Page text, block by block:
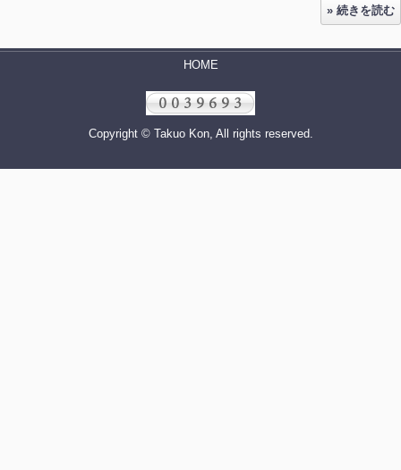
» 続きを読む
HOME
Copyright © Takuo Kon, All rights reserved.